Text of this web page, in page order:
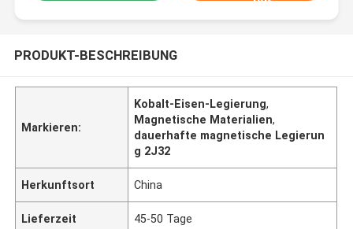
PRODUKT-BESCHREIBUNG
Markieren:
Kobalt-Eisen-Legierung,
Magnetische Materialien,
dauerhafte magnetische Legierun
g 2J32
Herkunftsort China
Lieferzeit 45-50 Tage